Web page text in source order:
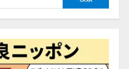
08/07/13:53:50
ッジワーク、AIエンジニア油
ージェントOS」「営業領域
特化LLM」の開発とAI研究
をリード